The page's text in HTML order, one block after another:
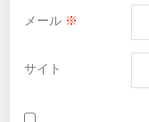
メール ※
サイト